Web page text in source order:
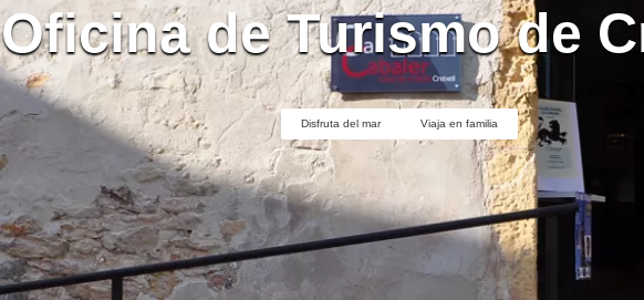
Oficina de Turismo de
Disfruta del mar Viaja en familia